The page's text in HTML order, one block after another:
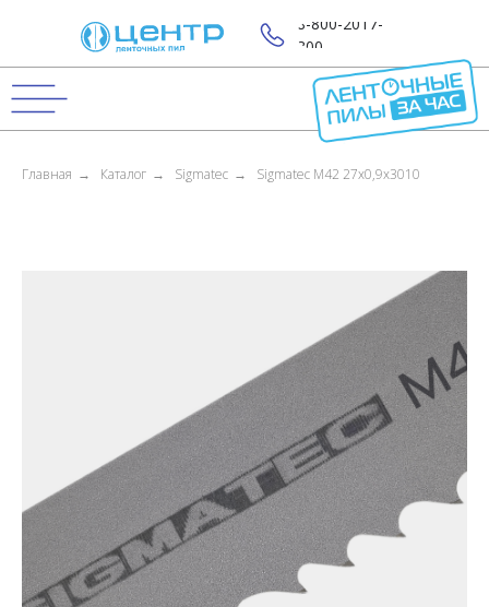
8-800-2017-
800
Главная → Каталог → Sigmatec → Sigmatec M42 27x0,9x3010